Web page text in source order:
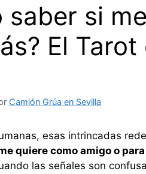
saber si
El
Camión Grúa en Sevilla
esas intrincadas
quiere como amigo o
las señales son